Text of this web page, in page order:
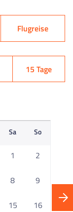
Flugreise
15 Tage
Sa So
1 2
8 9
15 16